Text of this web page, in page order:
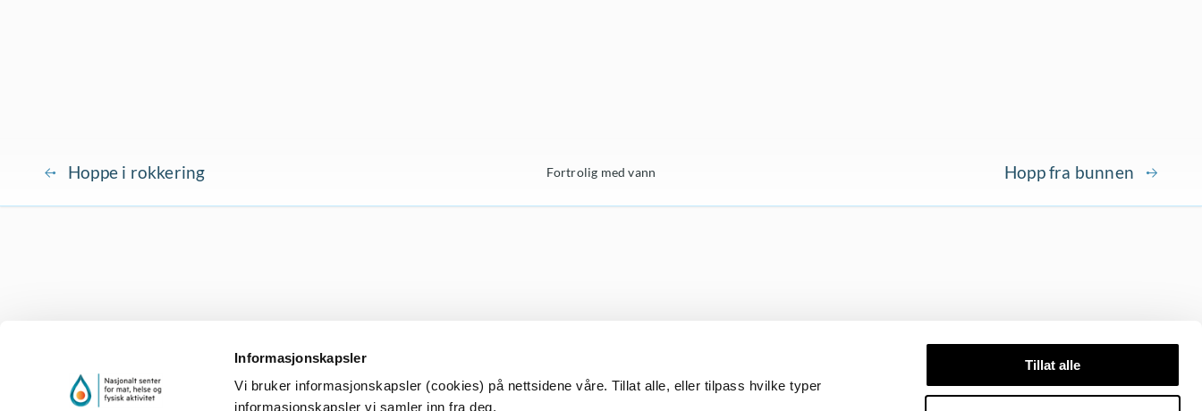
Informasjonskapsler
Vi bruker informasjonskapsler (cookies) på nettsidene våre. Tillat alle, eller tilpass hvilke typer
informasjonskapsler vi samler inn fra deg.
Tillat alle
Hoppe i rokkering Fortrolig med vann Hopp fra bunnen